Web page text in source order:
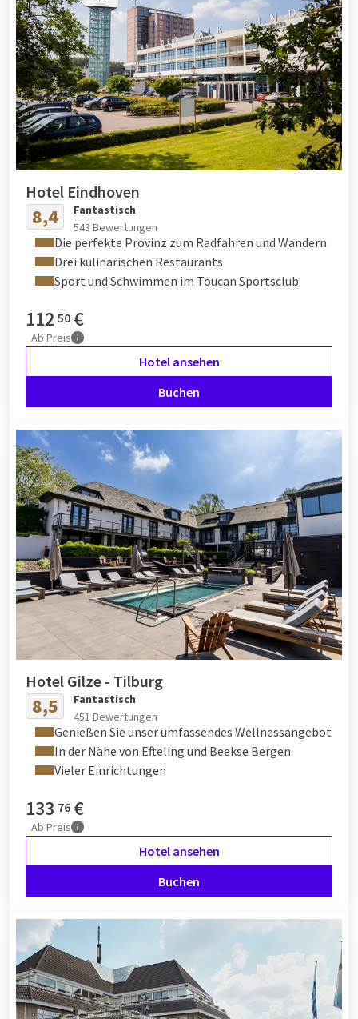
Hotel Eindhoven
8,4
Fantastisch
543 Bewertungen
Die perfekte Provinz zum Radfahren und Wandern
Drei kulinarischen Restaurants
Sport und Schwimmen im Toucan Sportsclub
112 50 €
Ab Preis
Hotel ansehen
Buchen
Hotel Gilze - Tilburg
8,5
Fantastisch
451 Bewertungen
Genießen Sie unser umfassendes Wellnessangebot
In der Nähe von Efteling und Beekse Bergen
Vieler Einrichtungen
133 76 €
Ab Preis
Hotel ansehen
Buchen